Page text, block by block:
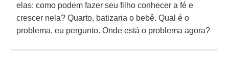
elas: como podem fazer seu filho conhecer a fé e
crescer nela? Quarto, batizaria o bebê. Qual é o
problema, eu pergunto. Onde está o problema agora?